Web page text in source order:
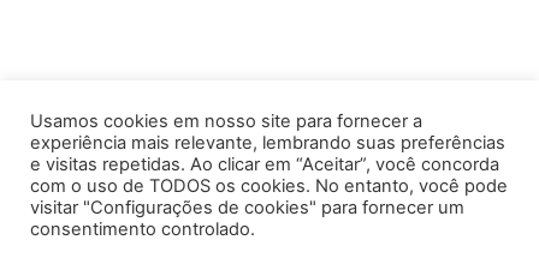
Usamos cookies em nosso site para fornecer a
experiência mais relevante, lembrando suas preferências
e visitas repetidas. Ao clicar em “Aceitar”, você concorda
com o uso de TODOS os cookies. No entanto, você pode
visitar "Configurações de cookies" para fornecer um
consentimento controlado.